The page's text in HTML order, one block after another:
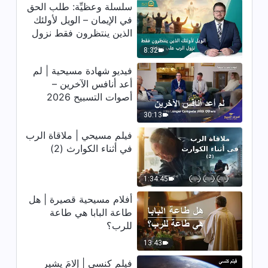
8:32
سلسلة وعظيِّة: طلب الحق
في الإيمان – الويل لأولئك
الذين ينتظرون فقط نزول
30:13
فيديو شهادة مسيحية | لم
أعد أنافس الآخرين –
أصوات التسبيح 2026
1:34:45
فيلم مسيحي | ملاقاة الرب
في أثناء الكوارث (2)
13:43
أفلام مسيحية قصيرة | هل
طاعة البابا هي طاعة
للرب؟
فيلم كنسي | إلامَ يشير